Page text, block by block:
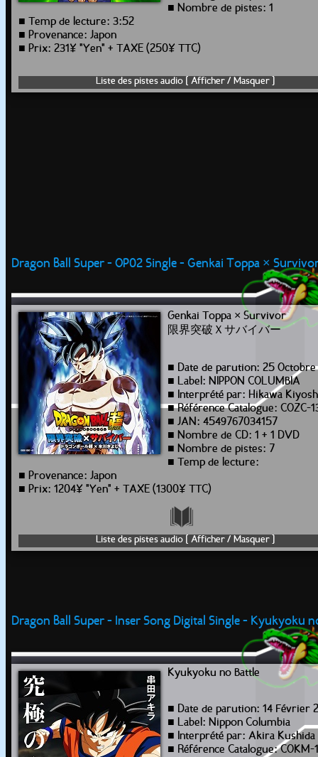
■ Nombre de pistes: 1
■ Temp de lecture: 3:52
■ Provenance: Japon
■ Prix: 231¥ "Yen" + TAXE (250¥ TTC)
Liste des pistes audio [ Afficher / Masquer ]
Dragon Ball Super - OP02 Single - Genkai Toppa ×
Genkai Toppa × Survivor
限界突破Ｘサバイバー
■ Date de parution: 25 Octobre
■ Label: NIPPON COLUMBIA
■ Interprété par: Hikawa
■ Référence Catalogue: COZC-
■ JAN: 4549767034157
■ Nombre de CD: 1 + 1 DVD
■ Nombre de pistes: 7
■ Temp de lecture:
■ Provenance: Japon
■ Prix: 1204¥ "Yen" + TAXE (1300¥ TTC)
Liste des pistes audio [ Afficher / Masquer ]
Dragon Ball Super - Inser Song Digital Single - Kyukyoku
Kyukyoku no Battle
■ Date de parution: 14 Février
■ Label: Nippon Columbia
■ Interprété par: Akira Kushida
■ Référence Catalogue: COKM-